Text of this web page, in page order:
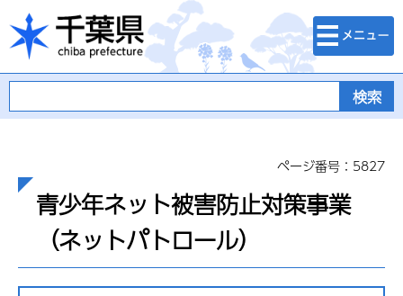
千葉県
検索・メニュ
ー
ページ番号：5827
青少年ネット被害防止対策事業
（ネットパトロール）